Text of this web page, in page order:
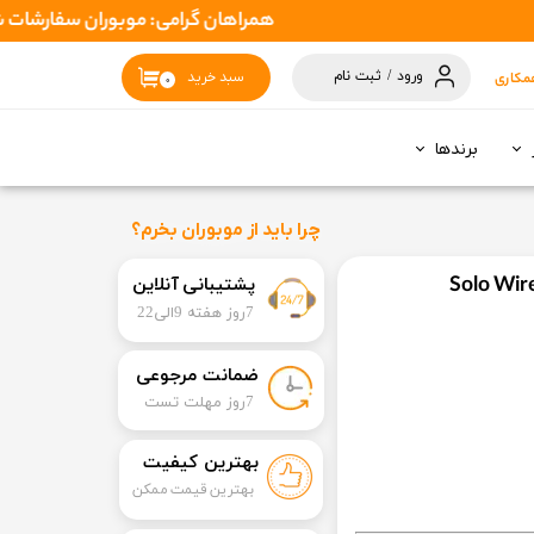
برندها
۰ سبد خرید ورود / ثبت نام
همراهان گرامی: موبوران سفارشات شما را در اسرع وقت ( 1 تا 2 روز کاری ) ارسال میکند تا نهایتا
​​پشتیبانی آنلاین
7روز هفته 9الی22
چرا باید از موبوران بخرم؟
​ضمانت مرجوعی
​7روز مهلت تست
بهترین کیفیت
بهترین قیمت ممکن